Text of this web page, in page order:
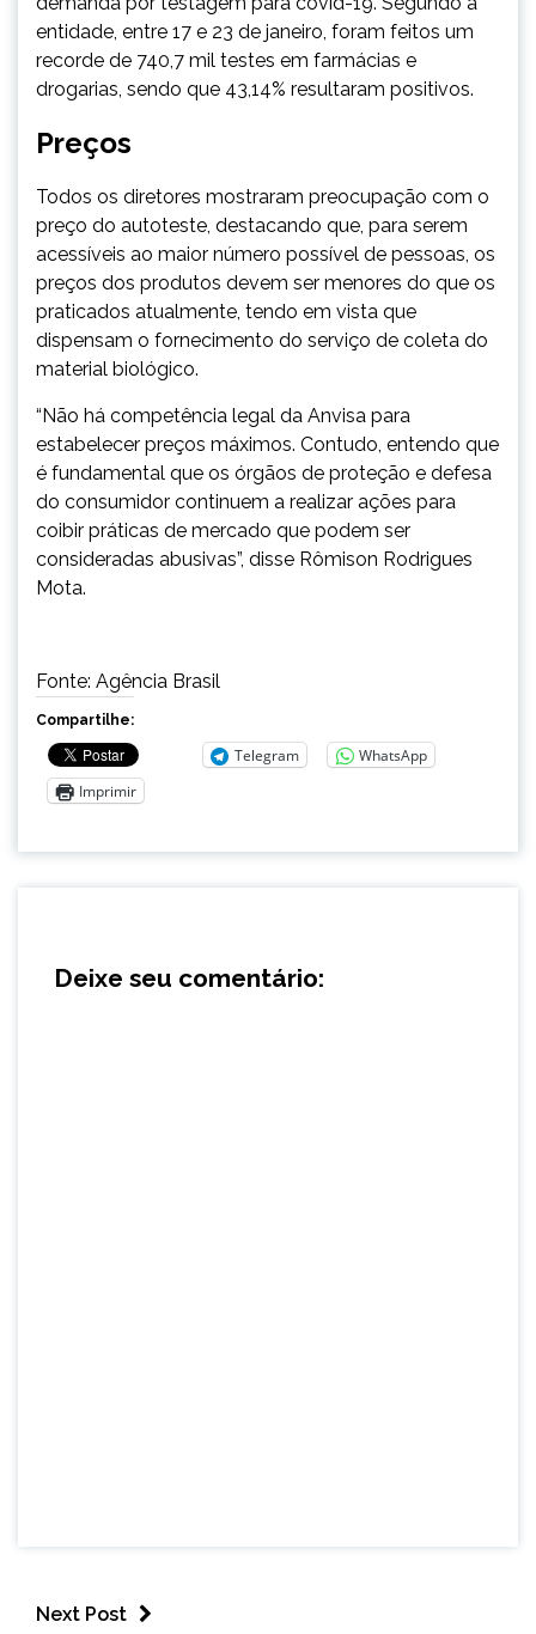
entidade, entre 17 e 23 de janeiro, foram feitos um
recorde de 740,7 mil testes em farmácias e
drogarias, sendo que 43,14% resultaram positivos.
Preços
Todos os diretores mostraram preocupação com o
preço do autoteste, destacando que, para serem
acessíveis ao maior número possível de pessoas, os
preços dos produtos devem ser menores do que os
praticados atualmente, tendo em vista que
dispensam o fornecimento do serviço de coleta do
material biológico.
“Não há competência legal da Anvisa para
estabelecer preços máximos. Contudo, entendo que
é fundamental que os órgãos de proteção e defesa
do consumidor continuem a realizar ações para
coibir práticas de mercado que podem ser
consideradas abusivas”, disse Rômison Rodrigues
Mota.
Fonte: Agência Brasil
Compartilhe:
Telegram
WhatsApp
Imprimir
Deixe seu comentário:
Next Post